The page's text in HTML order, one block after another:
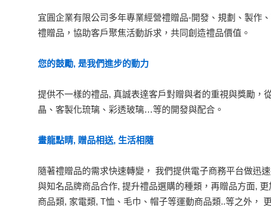
宜圓企業有限公司多年專業經營禮贈品-開發、規劃、製作
禮贈品 ， 協助客戶聚焦活動訴求 ， 共同創造禮品價值。
您的鼓勵, 是我們進步的動力
提供不一樣的禮品, 真誠表達客戶對贈與者的重視與獎勵 ，
晶 、 客製化琉璃 、 彩透玻璃…等的開發與配合。
畫龍點睛, 贈品相送, 生活相隨
隨著禮贈品的需求快速轉變 ， 我們提供電子商務平台做迅
與知名品牌商品合作, 提升禮品選購的種類 ，再贈品方面,
商品類, 家電類, T恤、毛巾、帽子等運動商品類..等之外 ，